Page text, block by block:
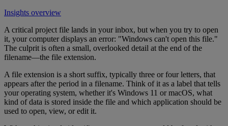
Insights overview
A critical project file lands in your inbox, but when you try to open
it, your computer displays an error: "Windows can't open this file."
The culprit is often a small, overlooked detail at the end of the
filename—the file extension.
A file extension is a short suffix, typically three or four letters, that
appears after the period in a filename. Think of it as a label that tells
your operating system, whether it's Windows 11 or macOS, what
kind of data is stored inside the file and which application should be
used to open, view, or edit it.